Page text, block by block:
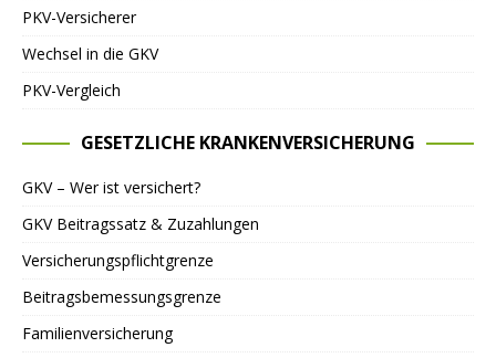
PKV-Versicherer
Wechsel in die GKV
PKV-Vergleich
GESETZLICHE KRANKENVERSICHERUNG
GKV – Wer ist versichert?
GKV Beitragssatz & Zuzahlungen
Versicherungspflichtgrenze
Beitragsbemessungsgrenze
Familienversicherung